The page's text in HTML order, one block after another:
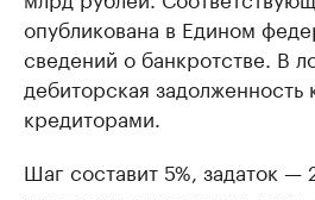
опубликована в Едином
сведений о банкротстве. В
дебиторская
кредиторами.
Шаг составит 5%, задаток —